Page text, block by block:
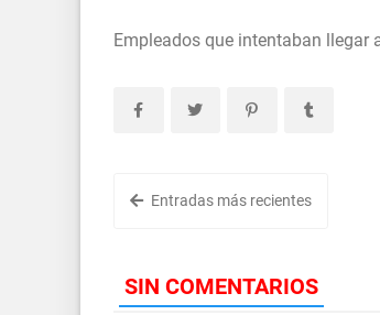
Empleados que intentaban llegar
Entradas más recientes
SIN COMENTARIOS